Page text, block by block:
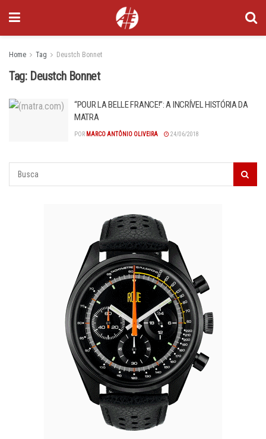
Home Tag Deustch Bonnet
Tag: Deustch Bonnet
“POUR LA BELLE FRANCE!”: A INCRÍVEL HISTÓRIA DA
MATRA
POR MARCO ANTÔNIO OLIVEIRA 24/06/2018